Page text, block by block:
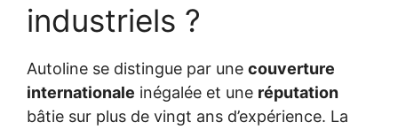
industriels ?
Autoline se distingue par une couverture
internationale inégalée et une réputation
bâtie sur plus de vingt ans d’expérience. La